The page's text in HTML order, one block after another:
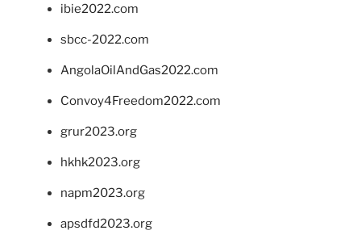
ibie2022.com
sbcc-2022.com
AngolaOilAndGas2022.com
Convoy4Freedom2022.com
grur2023.org
hkhk2023.org
napm2023.org
apsdfd2023.org